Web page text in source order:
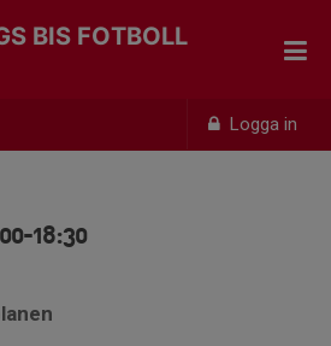
Logga in
BIS FOTBOLL
18:30